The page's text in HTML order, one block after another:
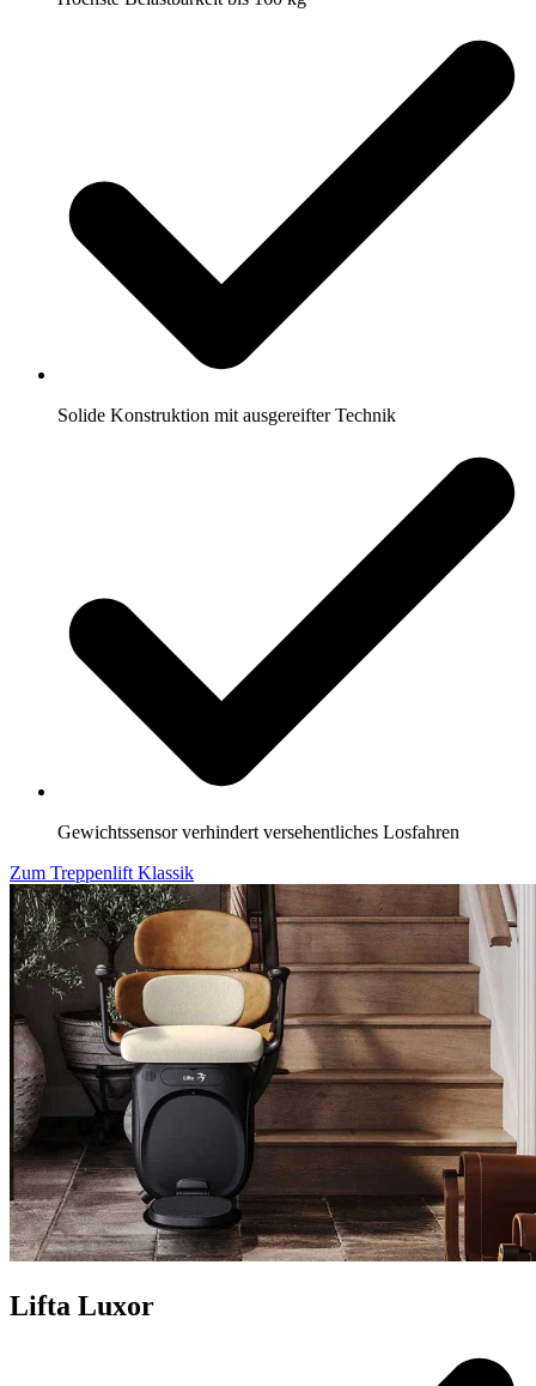
Solide Konstruktion mit ausgereifter Technik
Gewichtssensor verhindert versehentliches Losfahren
Zum Treppenlift Klassik
Lifta Luxor